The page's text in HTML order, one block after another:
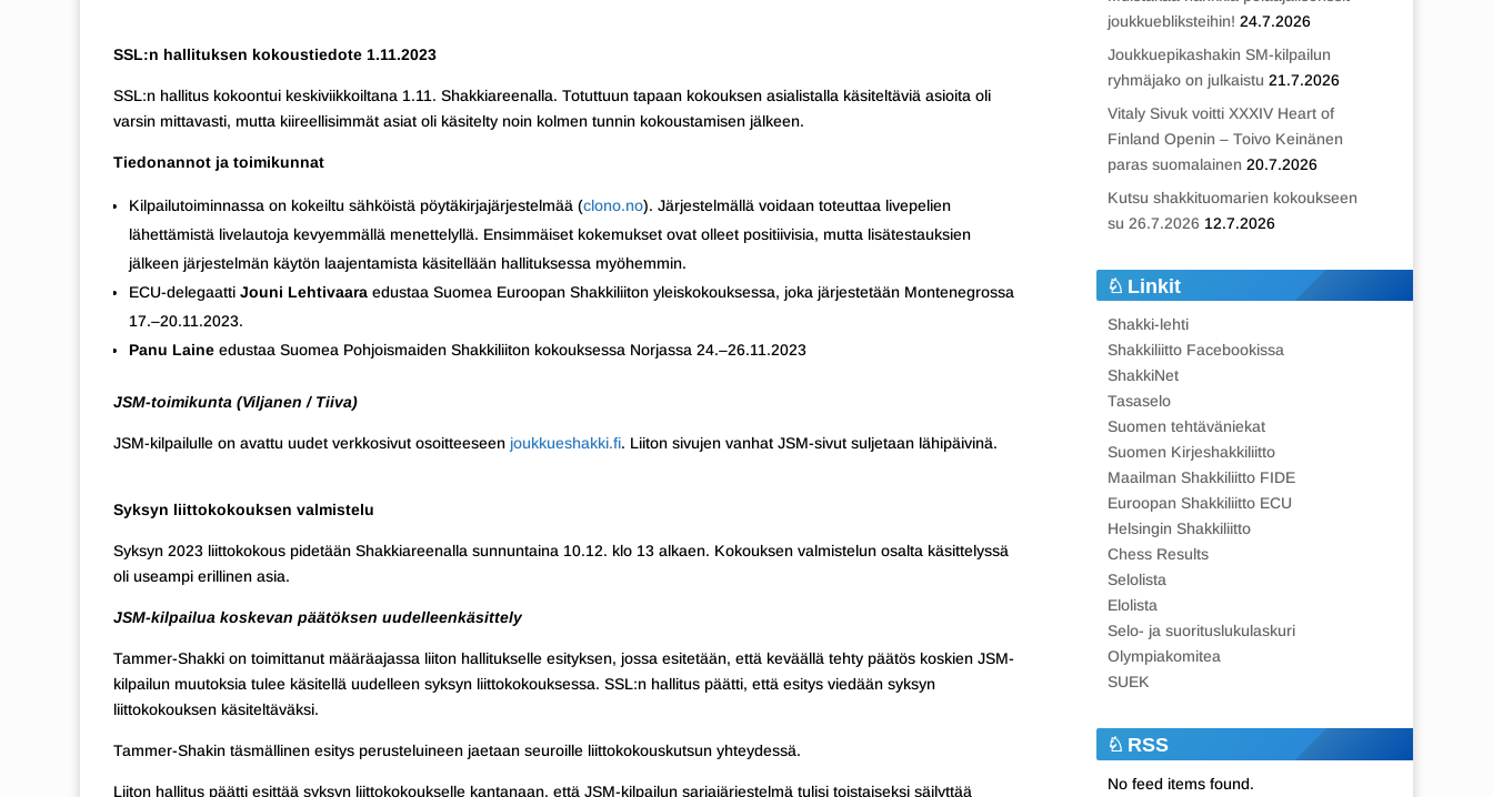
SSL:n hallituksen kokoustiedote 1.11.2023
SSL:n hallitus kokoontui keskiviikkoiltana 1.11. Shakkiareenalla. Totuttuun tapaan kokouksen asialistalla käsiteltäviä asioita oli
varsin mittavasti, mutta kiireellisimmät asiat oli käsitelty noin kolmen tunnin kokoustamisen jälkeen.
Tiedonannot ja toimikunnat
Kilpailutoiminnassa on kokeiltu sähköistä pöytäkirjajärjestelmää (clono.no). Järjestelmällä voidaan toteuttaa livepelien
lähettämistä livelautoja kevyemmällä menettelyllä. Ensimmäiset kokemukset ovat olleet positiivisia, mutta lisätestauksien
jälkeen järjestelmän käytön laajentamista käsitellään hallituksessa myöhemmin.
ECU-delegaatti Jouni Lehtivaara edustaa Suomea Euroopan Shakkiliiton yleiskokouksessa, joka järjestetään Montenegrossa
17.–20.11.2023.
Panu Laine edustaa Suomea Pohjoismaiden Shakkiliiton kokouksessa Norjassa 24.–26.11.2023
JSM-toimikunta (Viljanen / Tiiva)
JSM-kilpailulle on avattu uudet verkkosivut osoitteeseen joukkueshakki.fi. Liiton sivujen vanhat JSM-sivut suljetaan lähipäivinä.
Syksyn liittokokouksen valmistelu
Syksyn 2023 liittokokous pidetään Shakkiareenalla sunnuntaina 10.12. klo 13 alkaen. Kokouksen valmistelun osalta käsittelyssä
oli useampi erillinen asia.
JSM-kilpailua koskevan päätöksen uudelleenkäsittely
Tammer-Shakki on toimittanut määräajassa liiton hallitukselle esityksen, jossa esitetään, että keväällä tehty päätös koskien JSM-
kilpailun muutoksia tulee käsitellä uudelleen syksyn liittokokouksessa. SSL:n hallitus päätti, että esitys viedään syksyn
liittokokouksen käsiteltäväksi.
Tammer-Shakin täsmällinen esitys perusteluineen jaetaan seuroille liittokokouskutsun yhteydessä.
Liiton hallitus päätti esittää syksyn liittokokoukselle kantanaan, että JSM-kilpailun sarjajärjestelmä tulisi toistaiseksi säilyttää
joukkuebliksteihin! 24.7.2026
Joukkuepikashakin SM-kilpailun
ryhmäjako on julkaistu 21.7.2026
Vitaly Sivuk voitti XXXIV Heart of
Finland Openin – Toivo Keinänen
paras suomalainen 20.7.2026
Kutsu shakkituomarien kokoukseen
su 26.7.2026 12.7.2026
Linkit
Shakki-lehti
Shakkiliitto Facebookissa
ShakkiNet
Tasaselo
Suomen tehtäväniekat
Suomen Kirjeshakkiliitto
Maailman Shakkiliitto FIDE
Euroopan Shakkiliitto ECU
Helsingin Shakkiliitto
Chess Results
Selolista
Elolista
Selo- ja suorituslukulaskuri
Olympiakomitea
SUEK
RSS
No feed items found.